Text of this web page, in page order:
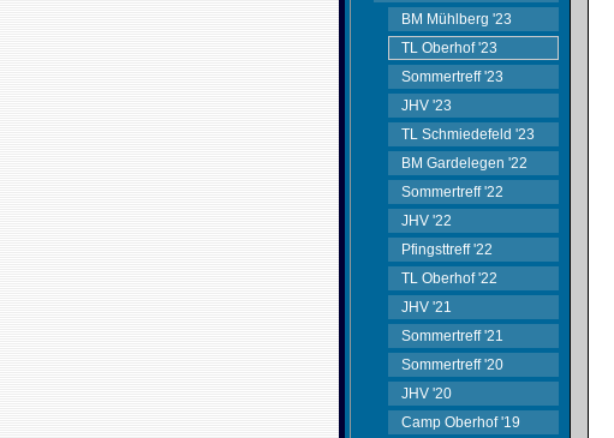
BM Mühlberg '23
TL Oberhof '23
Sommertreff '23
JHV '23
TL Schmiedefeld '23
BM Gardelegen '22
Sommertreff '22
JHV '22
Pfingsttreff '22
TL Oberhof '22
JHV '21
Sommertreff '21
Sommertreff '20
JHV '20
Camp Oberhof '19